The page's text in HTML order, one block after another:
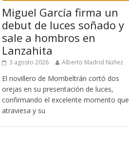
Miguel García firma un
debut de luces soñado y
sale a hombros en
Lanzahita
3 agosto 2026 Alberto Madrid Núñez
El novillero de Mombeltrán cortó dos
orejas en su presentación de luces,
confirmando el excelente momento que
atraviesa y su